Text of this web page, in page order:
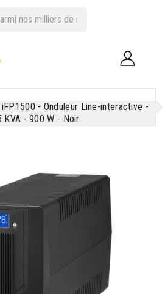
iFP1500 - Onduleur Line-interactive -
KVA - 900 W - Noir